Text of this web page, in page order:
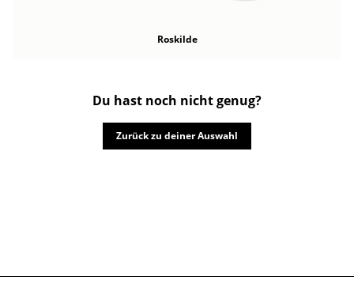
Roskilde
Du hast noch nicht genug?
Zurück zu deiner Auswahl